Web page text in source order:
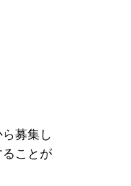
募集し
ことが